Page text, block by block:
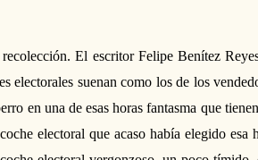
El escritor Felipe Benítez
electorales suenan como los de los
en una de esas horas fantasma que
electoral que acaso había elegido esa